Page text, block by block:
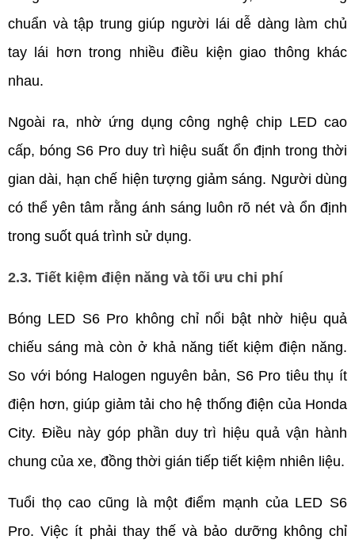
chuẩn và tập trung giúp người lái dễ dàng làm chủ
tay lái hơn trong nhiều điều kiện giao thông khác
nhau.
Ngoài ra, nhờ ứng dụng công nghệ chip LED cao
cấp, bóng S6 Pro duy trì hiệu suất ổn định trong thời
gian dài, hạn chế hiện tượng giảm sáng. Người dùng
có thể yên tâm rằng ánh sáng luôn rõ nét và ổn định
trong suốt quá trình sử dụng.
2.3. Tiết kiệm điện năng và tối ưu chi phí
Bóng LED S6 Pro không chỉ nổi bật nhờ hiệu quả
chiếu sáng mà còn ở khả năng tiết kiệm điện năng.
So với bóng Halogen nguyên bản, S6 Pro tiêu thụ ít
điện hơn, giúp giảm tải cho hệ thống điện của Honda
City. Điều này góp phần duy trì hiệu quả vận hành
chung của xe, đồng thời gián tiếp tiết kiệm nhiên liệu.
Tuổi thọ cao cũng là một điểm mạnh của LED S6
Pro. Việc ít phải thay thế và bảo dưỡng không chỉ